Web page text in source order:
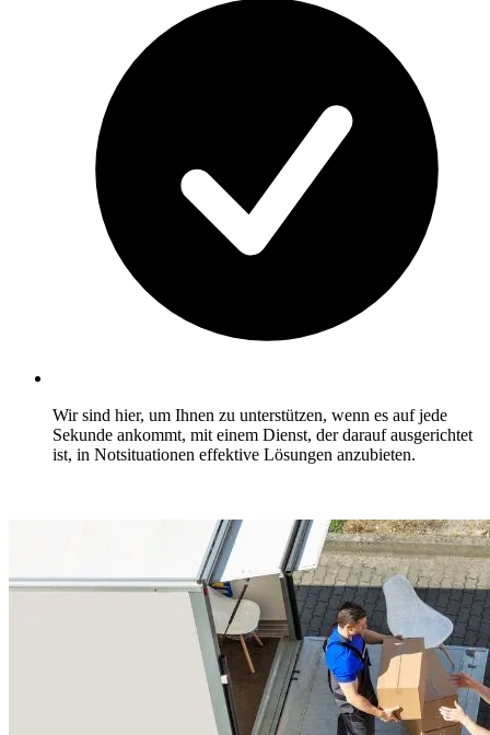
Wir sind hier, um Ihnen zu unterstützen, wenn es auf jede
Sekunde ankommt, mit einem Dienst, der darauf ausgerichtet
ist, in Notsituationen effektive Lösungen anzubieten.